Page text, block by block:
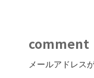
comment
メールアドレス